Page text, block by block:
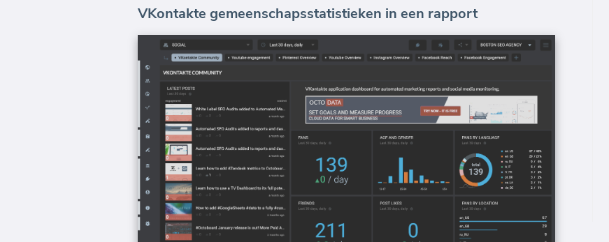
VKontakte gemeenschapsstatistieken in een rapport